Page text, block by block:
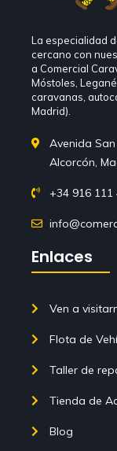
La especialidad
cercano con
a Comercial
Móstoles,
caravanas,
Madrid).
Avenida
Alcorcón,
+34 916 111
Enlaces
Ven a
Flota de
Taller de
Tienda de
Blog